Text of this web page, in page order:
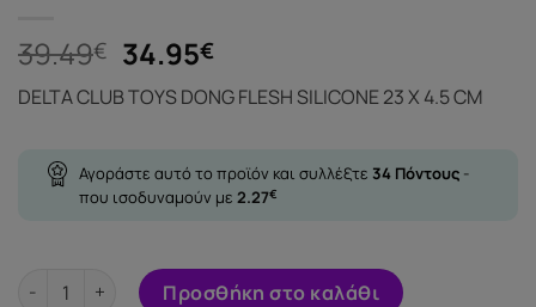
39.49€ Original
price
was:
34.95€Η
τρέχουσα
τιμή
34.95€.
DELTA CLUB TOYS DONG FLESH SILICONE 23 X 4.5 CM
Αγοράστε αυτό το προϊόν και συλλέξτε 34 Πόντους -
που ισοδυναμούν με 2.27€
DELTA CLUB TOYS DONG FLESH SILICONE 23 X 4.5 CM
Προσθήκη στο καλάθι